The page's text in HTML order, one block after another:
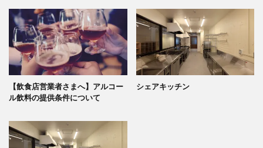
【飲食店営業者さまへ】アルコー
ル飲料の提供条件について
シェアキッチン